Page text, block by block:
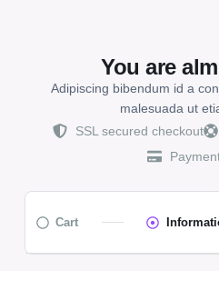
You are
Adipiscing bibendum id a
malesuada ut
SSL secured checkout
Cart